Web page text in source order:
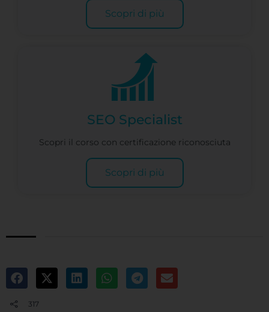
Scopri di più
SEO Specialist
Scopri il corso con certificazione riconosciuta
Scopri di più
317